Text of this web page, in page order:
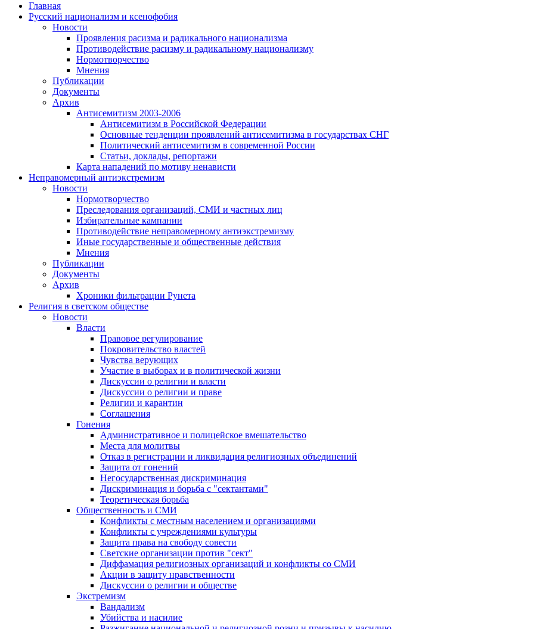
Главная
Русский национализм и ксенофобия
Новости
Проявления расизма и радикального национализма
Противодействие расизму и радикальному национализму
Нормотворчество
Мнения
Публикации
Документы
Архив
Антисемитизм 2003-2006
Антисемитизм в Российской Федерации
Основные тенденции проявлений антисемитизма в государствах СНГ
Политический антисемитизм в современной России
Статьи, доклады, репортажи
Карта нападений по мотиву ненависти
Неправомерный антиэкстремизм
Новости
Нормотворчество
Преследования организаций, СМИ и частных лиц
Избирательные кампании
Противодействие неправомерному антиэкстремизму
Иные государственные и общественные действия
Мнения
Публикации
Документы
Архив
Хроники фильтрации Рунета
Религия в светском обществе
Новости
Власти
Правовое регулирование
Покровительство властей
Чувства верующих
Участие в выборах и в политической жизни
Дискуссии о религии и власти
Дискуссии о религии и праве
Религии и карантин
Соглашения
Гонения
Административное и полицейское вмешательство
Места для молитвы
Отказ в регистрации и ликвидация религиозных объединений
Защита от гонений
Негосударственная дискриминация
Дискриминация и борьба с "сектантами"
Теоретическая борьба
Общественность и СМИ
Конфликты с местным населением и организациями
Конфликты с учреждениями культуры
Защита права на свободу совести
Светские организации против "сект"
Диффамация религиозных организаций и конфликты со СМИ
Акции в защиту нравственности
Дискуссии о религии и обществе
Экстремизм
Вандализм
Убийства и насилие